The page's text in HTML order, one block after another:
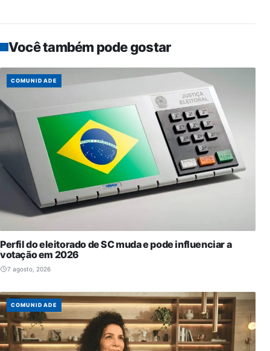
Você também pode gostar
COMUNIDADE
Perfil do eleitorado de SC muda e pode influenciar a
votação em 2026
7 agosto, 2026
COMUNIDADE